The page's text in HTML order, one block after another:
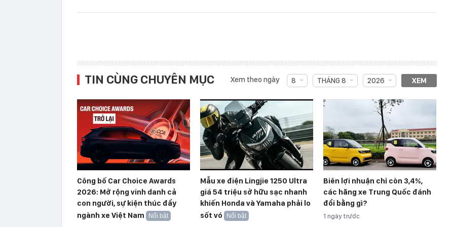
TIN CÙNG CHUYÊN MỤC Xem theo ngày 8 THÁNG 8 2026 XEM
Công bố Car Choice Awards
2026: Mở rộng vinh danh cả
con người, sự kiện thúc đẩy
ngành xe Việt Nam
Nổi bật
Mẫu xe điện Lingjie 1250 Ultra
giá 54 triệu sở hữu sạc nhanh
khiến Honda và Yamaha phải lo
sốt vó
Nổi bật
Biên lợi nhuận chỉ còn 3,4%,
các hãng xe Trung Quốc đánh
đổi bằng gì?
1 ngày trước